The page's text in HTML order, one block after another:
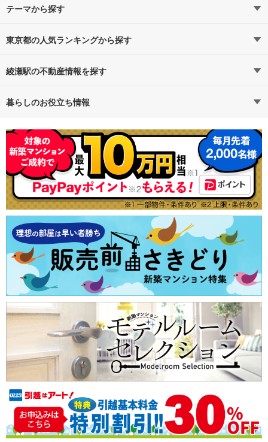
北千住（3）
東京メトロ千代田線
東京メトロ千代田線すべての駅
西日暮里（3）
表参道（2） 代々木上原（1）
新御茶ノ水（1） 北綾瀬（1）
根津（1） 湯島（1）
代々木公園（1）
6,000万円以下（0）
8,000万円以下（1）
1LDK（1）
3LDK（1）
テーマから探す
駅近・駅徒歩5分以内
タワーマンション・高層マンション
ハイグレード・高級マンション
一人暮らし、DINKS
広さ100m²以上
大規模マンション
エコマンション
小さい子供がいても安心
子育てにやさしい環境
ショッピングセンター至近
ペット可
太陽光発電
東京都の人気ランキングから探す
地域
1 港区
2 文京区
世田谷区
4 中央区
5 千代田区
6 目黒区
7 品川区
8 渋谷区
9 新宿区
10 江東区
毎週月曜更新
綾瀬駅の不動産情報を探す
不動産・住宅
新築マンション 中古マンション
新築一戸建て 中古一戸建て
注文住宅 土地
売却査定
暮らしのお役立ち情報
マンションカタログ 教えて！住まいの先生